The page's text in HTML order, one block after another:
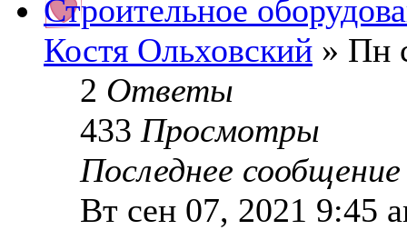
Строительное
Костя Ольховский » Пн
2 Ответы
433 Просмотры
Последнее
Вт сен 07, 2021 9:45